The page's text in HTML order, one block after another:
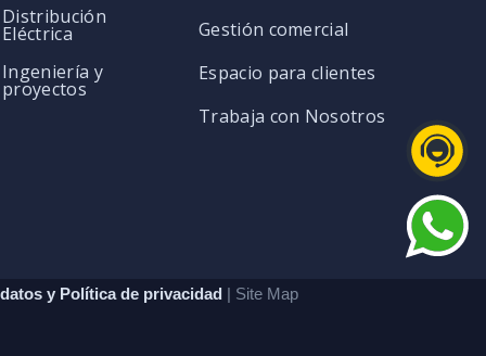
Distribución
Eléctrica
Ingeniería y
proyectos
Gestión comercial
Espacio para clientes
Trabaja con Nosotros
y Política de privacidad | Site Map